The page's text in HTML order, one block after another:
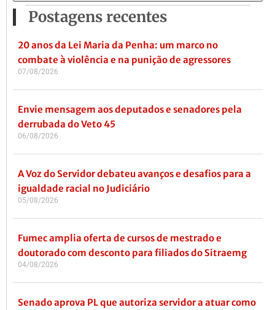
Postagens recentes
20 anos da Lei Maria da Penha: um marco no
combate à violência e na punição de agressores
07/08/2026
Envie mensagem aos deputados e senadores pela
derrubada do Veto 45
06/08/2026
A Voz do Servidor debateu avanços e desafios para a
igualdade racial no Judiciário
05/08/2026
Fumec amplia oferta de cursos de mestrado e
doutorado com desconto para filiados do Sitraemg
04/08/2026
Senado aprova PL que autoriza servidor a atuar como